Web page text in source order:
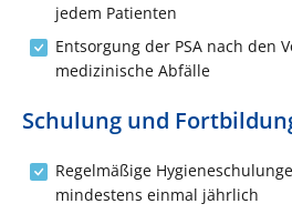
jedem Patienten
Entsorgung der PSA nach den
medizinische Abfälle
Schulung und
Regelmäßige
mindestens einmal jährlich